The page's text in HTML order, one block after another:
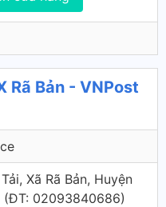
Rã Bản - VNPost
Xã Rã Bản, Huyện
(ÐT: 02093840686)